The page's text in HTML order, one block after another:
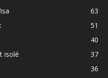
63
51
40
isolé
37
36